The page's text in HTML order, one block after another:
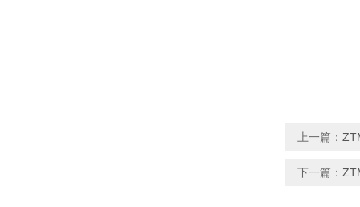
上一篇：
下一篇：